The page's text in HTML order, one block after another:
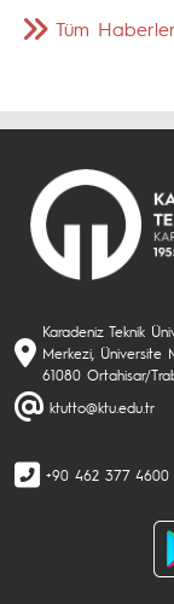
Tüm Haberler
Karadeniz Teknik
Merkezi, Üniversite
61080 Ortahisar/
ktutto@ktu.edu.tr
+90 462 377 4600